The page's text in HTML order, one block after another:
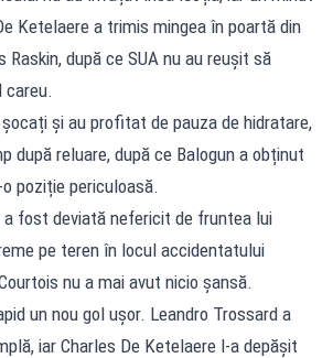
Ketelaere a trimis mingea în poartă din
Raskin, după ce SUA nu au reușit să
careu.
și au profitat de pauza de hidratare,
după reluare, după ce Balogun a obținut
poziție periculoasă.
a fost deviată nefericit de fruntea lui
pe teren în locul accidentatului
nu a mai avut nicio șansă.
un nou gol ușor. Leandro Trossard a
iar Charles De Ketelaere l-a depășit